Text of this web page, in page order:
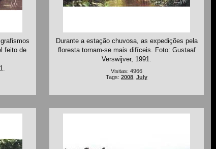
feito de
Durante a estação chuvosa, as expedições pela
floresta tornam-se mais difíceis. Foto: Gustaaf
Verswijver, 1991.
Visitas: 4966
Tags: 2008 July